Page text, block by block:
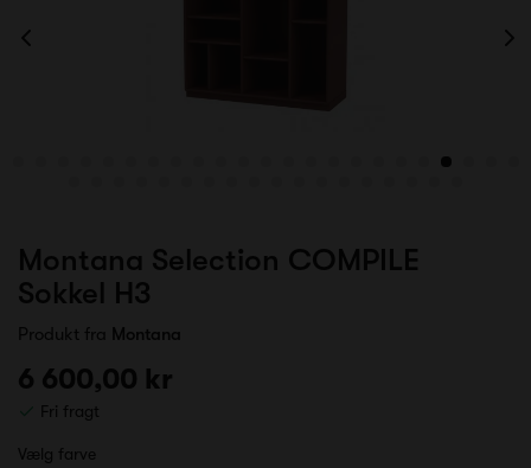
Montana Selection COMPILE
Sokkel H3
Produkt fra Montana
6 600,00 kr
Fri fragt
Vælg farve